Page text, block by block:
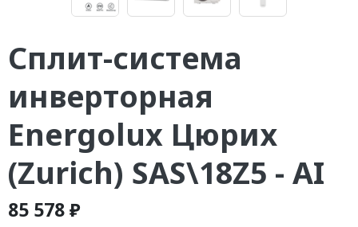
Сплит-система
инверторная
Energolux Цюрих
(Zurich) SAS\18Z5 - AI
85 578 ₽